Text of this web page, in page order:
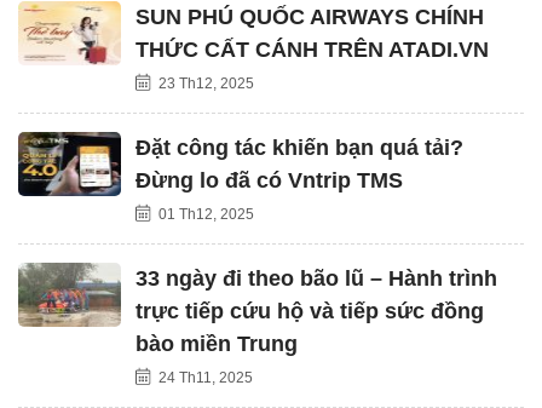
SUN PHÚ QUỐC AIRWAYS CHÍNH
THỨC CẤT CÁNH TRÊN ATADI.VN
23 Th12, 2025
Đặt công tác khiến bạn quá tải?
Đừng lo đã có Vntrip TMS
01 Th12, 2025
33 ngày đi theo bão lũ – Hành trình
trực tiếp cứu hộ và tiếp sức đồng
bào miền Trung
24 Th11, 2025